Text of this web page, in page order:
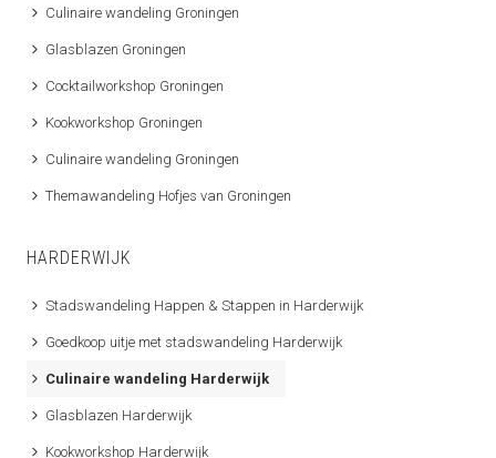
Culinaire wandeling Groningen
Glasblazen Groningen
Cocktailworkshop Groningen
Kookworkshop Groningen
Culinaire wandeling Groningen
Themawandeling Hofjes van Groningen
HARDERWIJK
Stadswandeling Happen & Stappen in Harderwijk
Goedkoop uitje met stadswandeling Harderwijk
Culinaire wandeling Harderwijk
Glasblazen Harderwijk
Kookworkshop Harderwijk